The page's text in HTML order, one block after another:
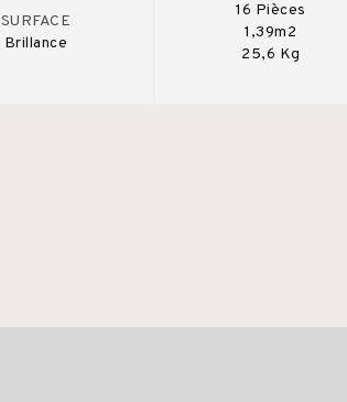
SURFACE
Brillance
16 Pièces
1,39m2
25,6 Kg